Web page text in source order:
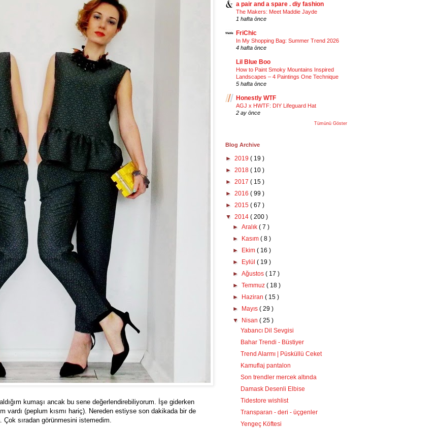
kumaşı ancak bu sene değerlendirebiliyorum. İşe giderken
vardı (peplum kısmı hariç). Nereden estiyse son dakikada bir de
Çok sıradan görünmesini istemedim.
a pair and a spare . diy fashion
The Makers: Meet Maddie Jayde
1 hafta önce
FriChic
In My Shopping Bag: Summer Trend 2026
4 hafta önce
Lil Blue Boo
How to Paint Smoky Mountains Inspired
Landscapes – 4 Paintings One Technique
5 hafta önce
Honestly WTF
AGJ x HWTF: DIY Lifeguard Hat
2 ay önce
Tümünü Göster
Blog Archive
► 2019 ( 19 )
► 2018 ( 10 )
► 2017 ( 15 )
► 2016 ( 99 )
► 2015 ( 67 )
▼ 2014 ( 200 )
►Aralık( 7 )
►
Kasım( 8 )
►
Ekim( 16 )
►
Eylül( 19 )
►Ağustos( 17 )
►Temmuz( 18 )
►
Haziran( 15 )
►
Mayıs( 29 )
▼
Nisan( 25 )
Yabancı Dil Sevgisi
Bahar Trendi - Büstiyer
Trend Alarmı | Püsküllü Ceket
Kamuflaj pantalon
Son trendler mercek altında
Damask Desenli Elbise
Tidestore wishlist
Transparan - deri - üçgenler
Yengeç Köftesi